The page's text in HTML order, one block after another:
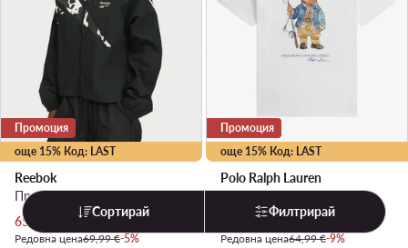
още 15% Код: LAST
Промоция
Reebok
Преходно яке · Черен
Актуална цена
65,99
Редовна цена69,99 €-5%
още 15% Код: LAST
Промоция
Polo Ralph Lauren
Тишърт · Бял
Актуална цена
€
Редовна цена64,99 €-9%
Сортирай Филтрирай